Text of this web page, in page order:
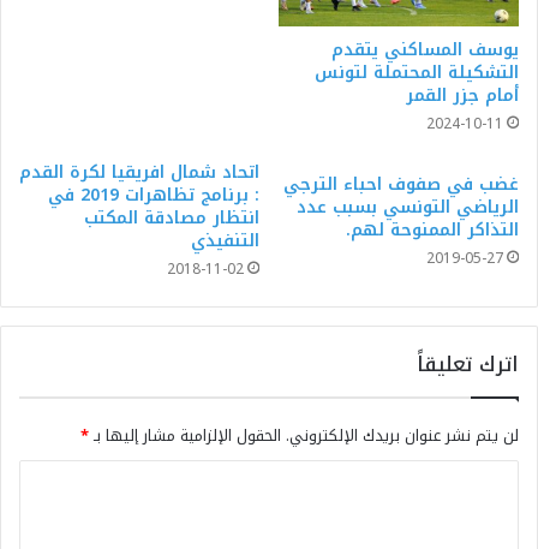
يوسف المساكني يتقدم
التشكيلة المحتملة لتونس
أمام جزر القمر
2024-10-11
غضب في صفوف احباء الترجي
الرياضي التونسي بسبب عدد
التذاكر الممنوحة لهم.
2019-05-27
اتحاد شمال افريقيا لكرة القدم
: برنامج تظاهرات 2019 في
انتظار مصادقة المكتب
التنفيذي
2018-11-02
اترك تعليقاً
لن يتم نشر عنوان بريدك الإلكتروني. الحقول الإلزامية مشار إليها بـ*